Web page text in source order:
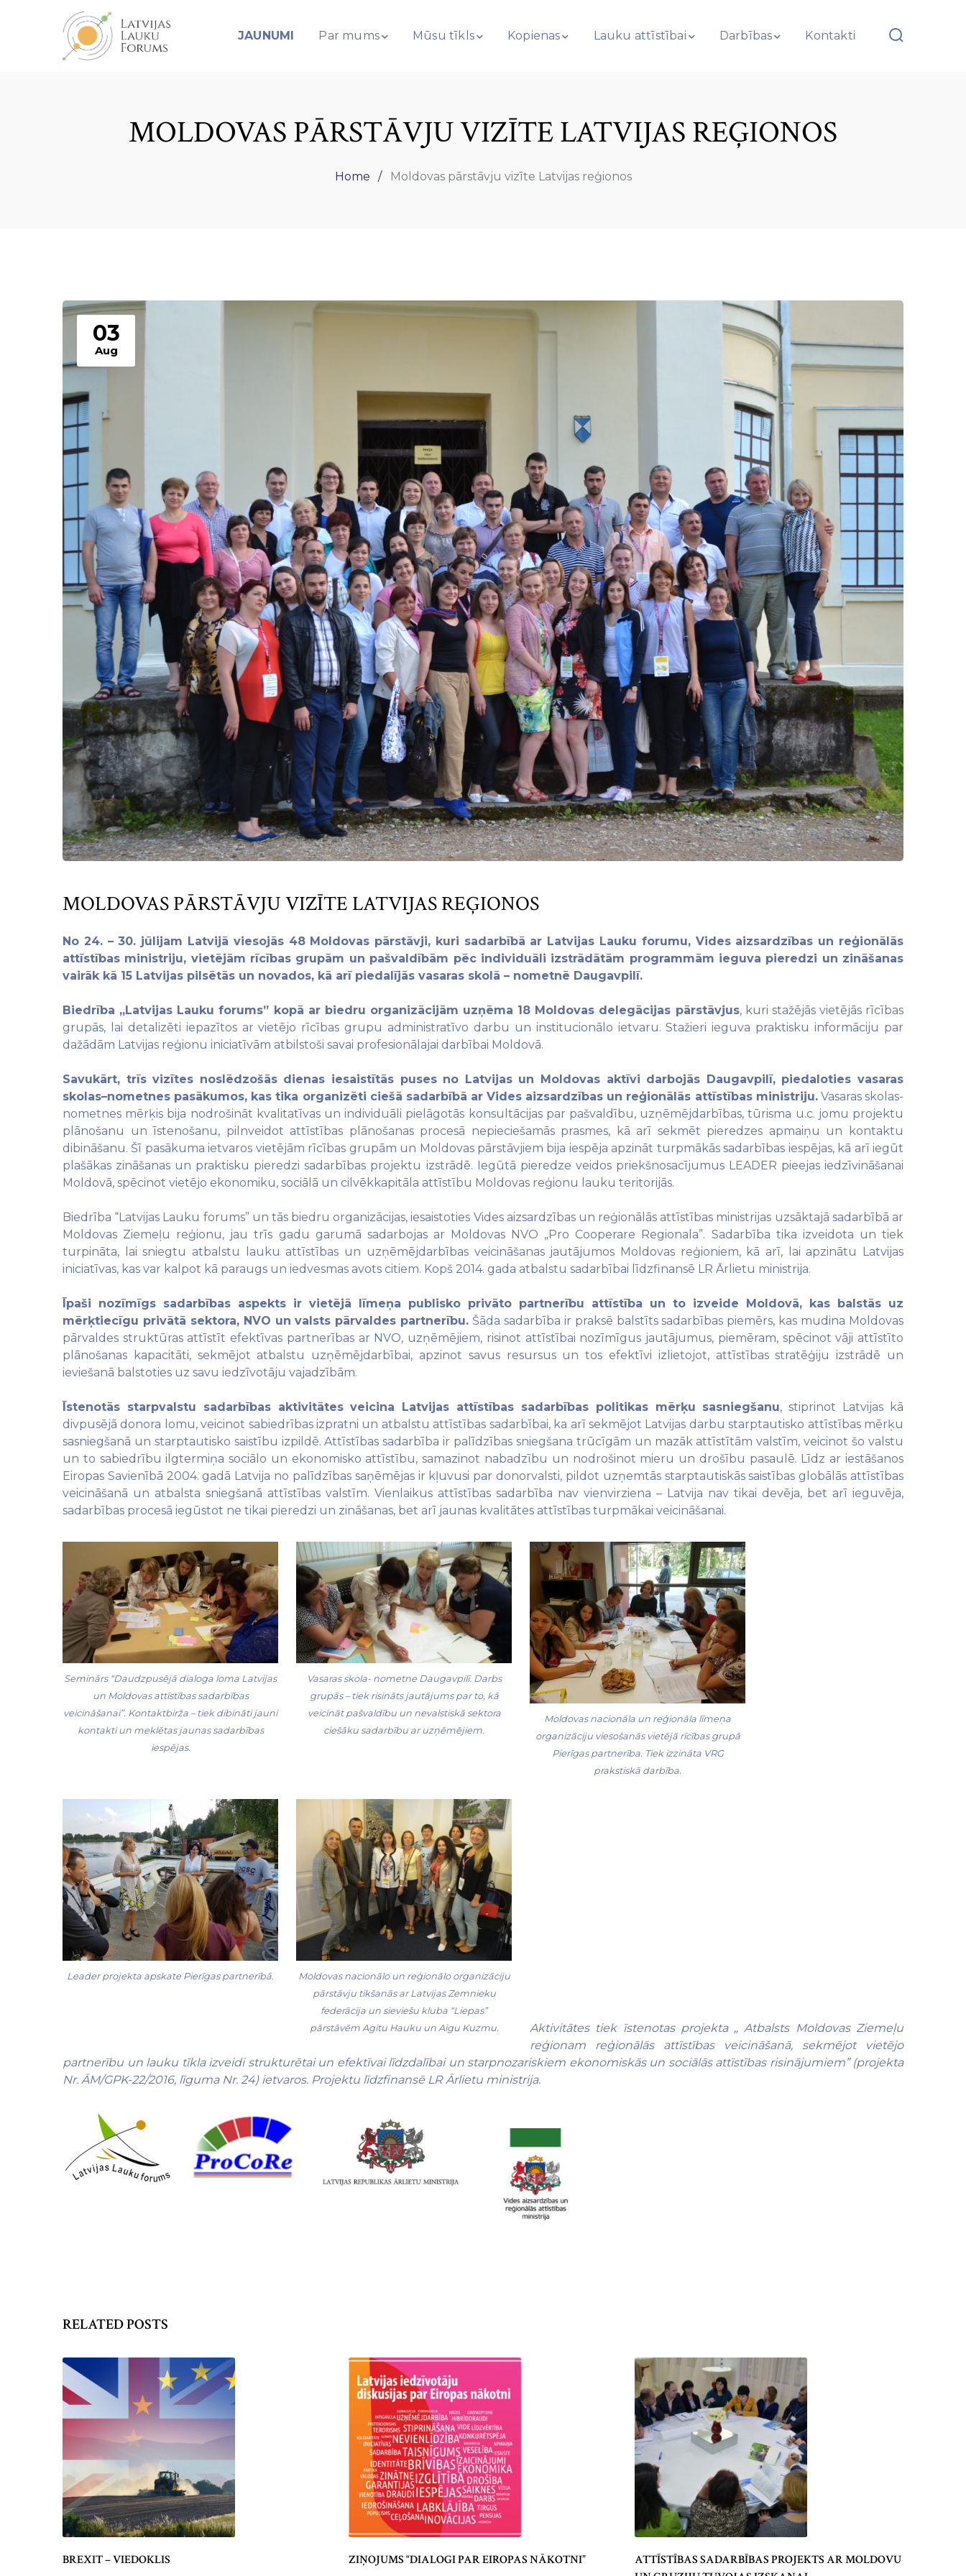
JAUNUMI Par mums Mūsu tīkls Kopienas Lauku attīstībai Darbības Kontakti
MOLDOVAS PĀRSTĀVJU VIZĪTE LATVIJAS REĢIONOS
Home Moldovas pārstāvju vizīte Latvijas reģionos
03
Aug
MOLDOVAS PĀRSTĀVJU VIZĪTE LATVIJAS REĢIONOS
No 24. – 30. jūlijam Latvijā viesojās 48 Moldovas pārstāvji, kuri sadarbībā ar Latvijas Lauku forumu, Vides aizsardzības un reģionālās
attīstības ministriju, vietējām rīcības grupām un pašvaldībām pēc individuāli izstrādātām programmām ieguva pieredzi un zināšanas
vairāk kā 15 Latvijas pilsētās un novados, kā arī piedalījās vasaras skolā – nometnē Daugavpilī.
Biedrība „Latvijas Lauku forums” kopā ar biedru organizācijām uzņēma 18 Moldovas delegācijas pārstāvjus, kuri stažējās vietējās rīcības
grupās, lai detalizēti iepazītos ar vietējo rīcības grupu administratīvo darbu un institucionālo ietvaru. Stažieri ieguva praktisku informāciju par
dažādām Latvijas reģionu iniciatīvām atbilstoši savai profesionālajai darbībai Moldovā.
Savukārt, trīs vizītes noslēdzošās dienas iesaistītās puses no Latvijas un Moldovas aktīvi darbojās Daugavpilī, piedaloties vasaras
skolas–nometnes pasākumos, kas tika organizēti ciešā sadarbībā ar Vides aizsardzības un reģionālās attīstības ministriju.Vasaras skolas-
nometnes mērķis bija nodrošināt kvalitatīvas un individuāli pielāgotās konsultācijas par pašvaldību, uzņēmējdarbības, tūrisma u.c. jomu projektu
plānošanu un īstenošanu, pilnveidot attīstības plānošanas procesā nepieciešamās prasmes, kā arī sekmēt pieredzes apmaiņu un kontaktu
dibināšanu. Šī pasākuma ietvaros vietējām rīcības grupām un Moldovas pārstāvjiem bija iespēja apzināt turpmākās sadarbības iespējas, kā arī iegūt
plašākas zināšanas un praktisku pieredzi sadarbības projektu izstrādē. Iegūtā pieredze veidos priekšnosacījumus LEADER pieejas iedzīvināšanai
Moldovā, spēcinot vietējo ekonomiku, sociālā un cilvēkkapitāla attīstību Moldovas reģionu lauku teritorijās.
Biedrība “Latvijas Lauku forums” un tās biedru organizācijas, iesaistoties Vides aizsardzības un reģionālās attīstības ministrijas uzsāktajā sadarbībā ar
Moldovas Ziemeļu reģionu, jau trīs gadu garumā sadarbojas ar Moldovas NVO „Pro Cooperare Regionala”. Sadarbība tika izveidota un tiek
turpināta, lai sniegtu atbalstu lauku attīstības un uzņēmējdarbības veicināšanas jautājumos Moldovas reģioniem, kā arī, lai apzinātu Latvijas
iniciatīvas, kas var kalpot kā paraugs un iedvesmas avots citiem. Kopš 2014. gada atbalstu sadarbībai līdzfinansē LR Ārlietu ministrija.
Īpaši nozīmīgs sadarbības aspekts ir vietējā līmeņa publisko privāto partnerību attīstība un to izveide Moldovā, kas balstās uz
mērķtiecīgu privātā sektora, NVO un valsts pārvaldes partnerību. Šāda sadarbība ir praksē balstīts sadarbības piemērs, kas mudina Moldovas
pārvaldes struktūras attīstīt efektīvas partnerības ar NVO, uzņēmējiem, risinot attīstībai nozīmīgus jautājumus, piemēram, spēcinot vāji attīstīto
plānošanas kapacitāti, sekmējot atbalstu uzņēmējdarbībai, apzinot savus resursus un tos efektīvi izlietojot, attīstības stratēģiju izstrādē un
ieviešanā balstoties uz savu iedzīvotāju vajadzībām.
Īstenotās starpvalstu sadarbības aktivitātes veicina Latvijas attīstības sadarbības politikas mērķu sasniegšanu, stiprinot Latvijas kā
divpusējā donora lomu, veicinot sabiedrības izpratni un atbalstu attīstības sadarbībai, ka arī sekmējot Latvijas darbu starptautisko attīstības mērķu
sasniegšanā un starptautisko saistību izpildē. Attīstības sadarbība ir palīdzības sniegšana trūcīgām un mazāk attīstītām valstīm, veicinot šo valstu
un to sabiedrību ilgtermiņa sociālo un ekonomisko attīstību, samazinot nabadzību un nodrošinot mieru un drošību pasaulē. Līdz ar iestāšanos
Eiropas Savienībā 2004. gadā Latvija no palīdzības saņēmējas ir kļuvusi par donorvalsti, pildot uzņemtās starptautiskās saistības globālās attīstības
veicināšanā un atbalsta sniegšanā attīstības valstīm. Vienlaikus attīstības sadarbība nav vienvirziena – Latvija nav tikai devēja, bet arī ieguvēja,
sadarbības procesā iegūstot ne tikai pieredzi un zināšanas, bet arī jaunas kvalitātes attīstības turpmākai veicināšanai.
Seminārs “Daudzpusējā dialoga loma Latvijas
un Moldovas attīstības sadarbības
veicināšanai”. Kontaktbirža – tiek dibināti jauni
kontakti un meklētas jaunas sadarbības
iespējas.
Vasaras skola- nometne Daugavpilī. Darbs
grupās – tiek risināts jautājums par to, kā
veicināt pašvaldību un nevalstiskā sektora
ciešāku sadarbību ar uzņēmējiem.
Moldovas nacionāla un reģionāla līmeņa
organizāciju viesošanās vietējā rīcības grupā
Pierīgas partnerība. Tiek izzināta VRG
prakstiskā darbība.
Leader projekta apskate Pierīgas partnerībā.
Moldovas nacionālo un reģionālo organizāciju
pārstāvju tikšanās ar Latvijas Zemnieku
federācija un sieviešu kluba “Liepas”
pārstāvēm Agitu Hauku un Aigu Kuzmu.
Aktivitātes tiek īstenotas projekta „ Atbalsts Moldovas Ziemeļu
reģionam reģionālās attīstības veicināšanā, sekmējot vietējo
partnerību un lauku tīkla izveidi strukturētai un efektīvai līdzdalībai un starpnozariskiem ekonomiskās un sociālās attīstības risinājumiem” (projekta
Nr. ĀM/GPK-22/2016, līguma Nr. 24) ietvaros. Projektu līdzfinansē LR Ārlietu ministrija.
RELATED POSTS
BREXIT – VIEDOKLIS ZIŅOJUMS “DIALOGI PAR EIROPAS NĀKOTNI”
ATTĪSTĪBAS SADARBĪBAS PROJEKTS AR MOLDOVU